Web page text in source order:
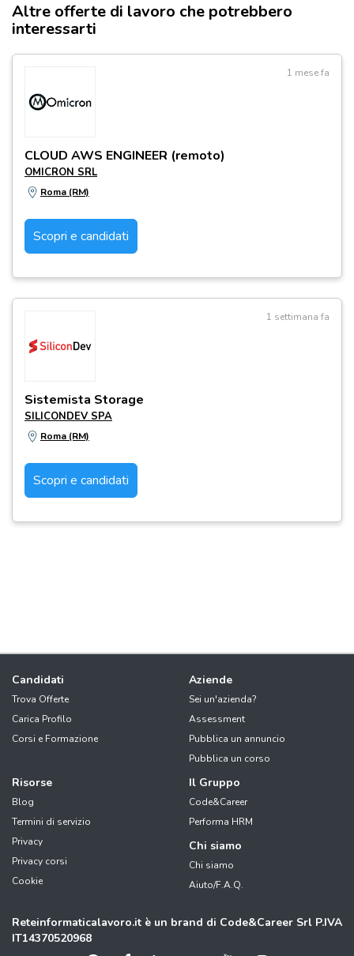
Altre offerte di lavoro che potrebbero
interessarti
1 mese fa
CLOUD AWS ENGINEER (remoto)
OMICRON SRL
Roma (RM)
Scopri e candidati
1 settimana fa
Sistemista Storage
SILICONDEV SPA
Roma (RM)
Scopri e candidati
Candidati
Trova Offerte
Carica Profilo
Corsi e Formazione
Aziende
Sei un'azienda?
Assessment
Pubblica un annuncio
Pubblica un corso
Risorse
Blog
Termini di servizio
Privacy
Privacy corsi
Cookie
Il Gruppo
Code&Career
Performa HRM
Chi siamo
Chi siamo
Aiuto/F.A.Q.
Reteinformaticalavoro.it è un brand di Code&Career Srl P.IVA
IT14370520968